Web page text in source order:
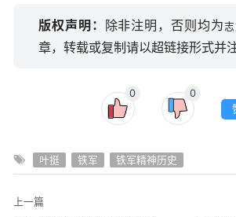
版权声明： 除非注明，否则均为
章，转载或复制请以超链接形式并
0
0
叶挺 铁军 铁军精神历史
上一篇